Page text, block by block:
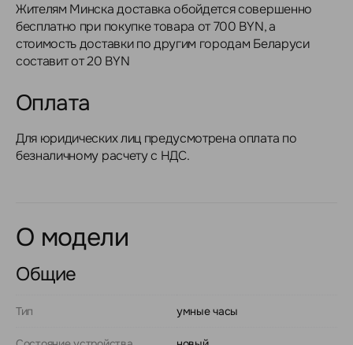
Жителям Минска доставка обойдется совершенно
бесплатно при покупке товара от 700 BYN, а
стоимость доставки по другим городам Беларуси
составит от 20 BYN
Оплата
Для юридических лиц предусмотрена оплата по
безналичному расчету с НДС.
О модели
Общие
Тип умные часы